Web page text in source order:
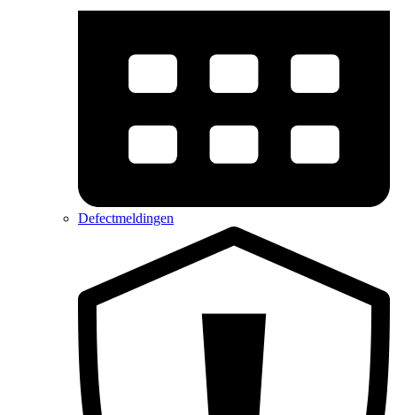
Defectmeldingen